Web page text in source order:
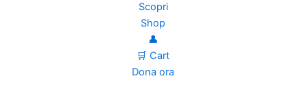
Scopri
Shop
👤
🛒 Cart
Dona ora